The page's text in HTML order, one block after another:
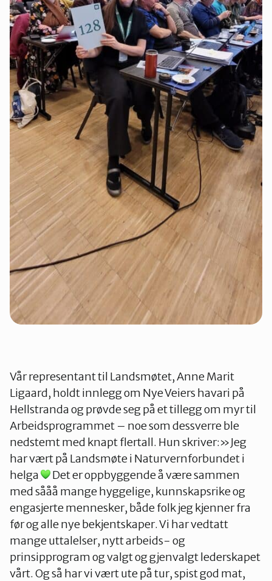
Vår representant til Landsmøtet, Anne Marit
Ligaard, holdt innlegg om Nye Veiers havari på
Hellstranda og prøvde seg på et tillegg om myr til
Arbeidsprogrammet – noe som dessverre ble
nedstemt med knapt flertall. Hun skriver:»Jeg
har vært på Landsmøte i Naturvernforbundet i
helga
Det er oppbyggende å være sammen
med sååå mange hyggelige, kunnskapsrike og
engasjerte mennesker, både folk jeg kjenner fra
før og alle nye bekjentskaper. Vi har vedtatt
mange uttalelser, nytt arbeids- og
prinsipprogram og valgt og gjenvalgt lederskapet
vårt. Og så har vi vært ute på tur, spist god mat,